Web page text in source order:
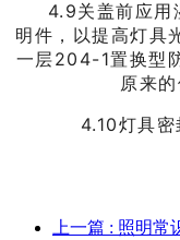
4.9关盖前应用
明件，以提高灯具
一层204-1置换型
原来
4.10灯具密
上一篇 : 照明常